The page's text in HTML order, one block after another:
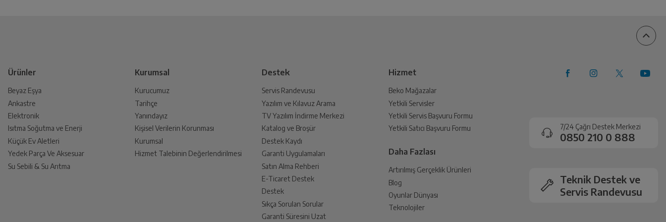
3 Light & Pot
Kontrol Sistemi Mekanik
Aydınlatma Tipi LED
Ürünü Yetkili Servise Teslim Edin
Ürünü eksiksiz ve hasarsız olarak faturası ile birlikte yetkili servise teslim edin.
Yetkili servis gerekli kontrolleri sağladıktan sonra İade süreciniz tamamlanacaktır.
Ürünler
Beyaz Eşya
Ankastre
Elektronik
Isıtma Soğutma ve Enerji
Küçük Ev Aletleri
Yedek Parça Ve Aksesuar
Su Sebili & Su Arıtma
Kurumsal
Kurucumuz
Tarihçe
Yanındayız
Kişisel Verilerin Korunması
Kurumsal
Hizmet Talebinin Değerlendirilmesi
Destek
Servis Randevusu
Yazılım ve Kılavuz Arama
TV Yazılım İndirme Merkezi
Katalog ve Broşür
Destek Kaydı
Garanti Uygulamaları
Satın Alma Rehberi
E-Ticaret Destek
Destek
Sıkça Sorulan Sorular
Garanti Süresini Uzat
Hizmet
Beko Mağazalar
Yetkili Servisler
Yetkili Servis Başvuru Formu
Yetkili Satıcı Başvuru Formu
Daha Fazlası
Artırılmış Gerçeklik Ürünleri
Blog
Oyunlar Dünyası
Teknolojiler
7/24 Çağrı Destek Merkezi
0850 210 0 888
Teknik Destek ve
Servis Randevusu